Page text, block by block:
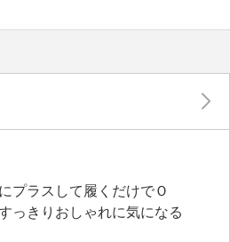
プラスして履くだけでＯ
っきりおしゃれに気になる